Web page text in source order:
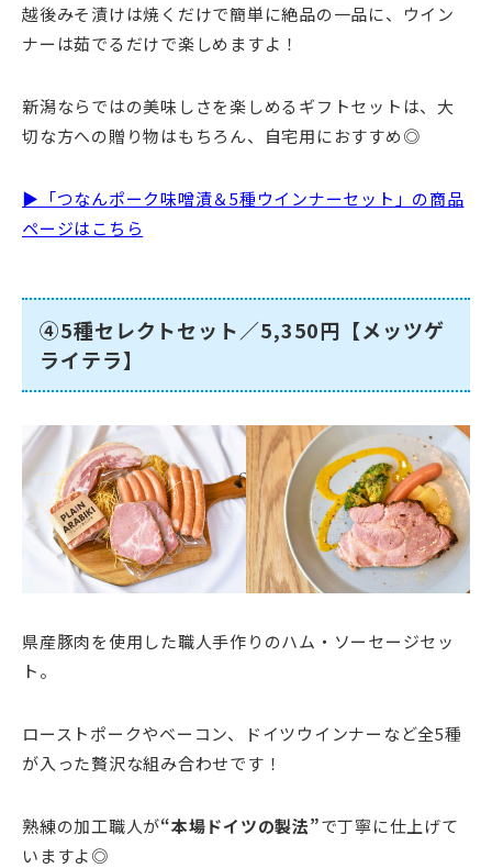
越後みそ漬けは焼くだけで簡単に絶品の一品に、ウイン
ナーは茹でるだけで楽しめますよ！
新潟ならではの美味しさを楽しめるギフトセットは、大
切な方への贈り物はもちろん、自宅用におすすめ◎
▶「つなんポーク味噌漬＆5種ウインナーセット」の商品
ページはこちら
④5種セレクトセット／5,350円【メッツゲ
ライテラ】
県産豚肉を使用した職人手作りのハム・ソーセージセッ
ト。
ローストポークやベーコン、ドイツウインナーなど全5種
が入った贅沢な組み合わせです！
熟練の加工職人が“本場ドイツの製法”で丁寧に仕上げて
いますよ◎